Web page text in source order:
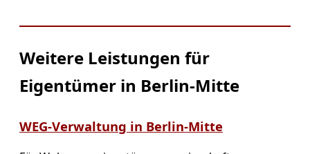
Weitere Leistungen für
Eigentümer in Berlin-Mitte
WEG-Verwaltung in Berlin-Mitte